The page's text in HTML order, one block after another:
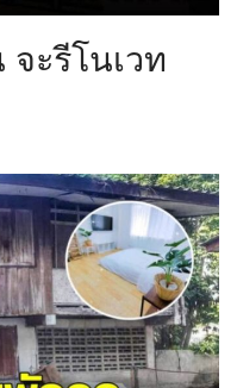
ะรีโนเวท